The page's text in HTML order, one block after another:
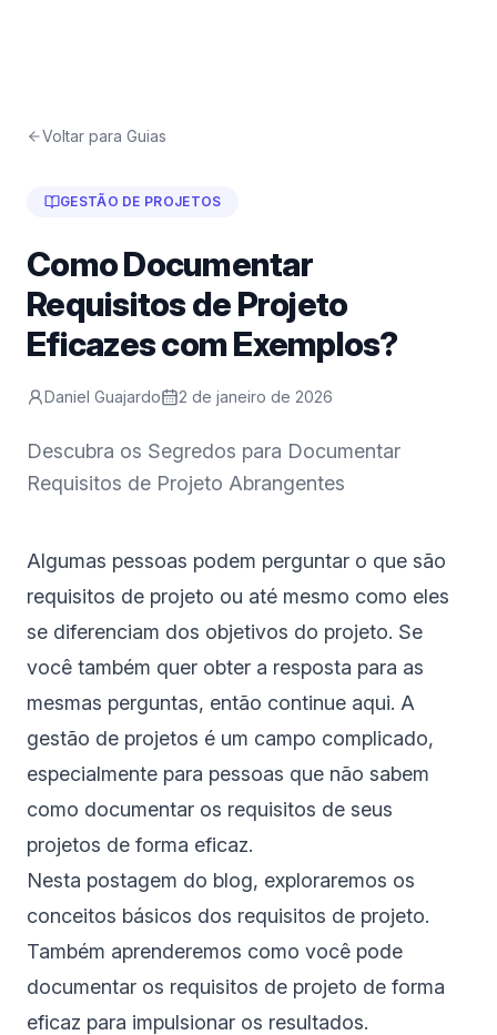
Voltar para Guias
GESTÃO DE PROJETOS
Como Documentar
Requisitos de Projeto
Eficazes com Exemplos?
Daniel Guajardo 2 de janeiro de 2026
Descubra os Segredos para Documentar
Requisitos de Projeto Abrangentes
Algumas pessoas podem perguntar o que são
requisitos de projeto ou até mesmo como eles
se diferenciam dos objetivos do projeto. Se
você também quer obter a resposta para as
mesmas perguntas, então continue aqui. A
gestão de projetos é um campo complicado,
especialmente para pessoas que não sabem
como documentar os requisitos de seus
projetos de forma eficaz.
Nesta postagem do blog, exploraremos os
conceitos básicos dos requisitos de projeto.
Também aprenderemos como você pode
documentar os requisitos de projeto de forma
eficaz para impulsionar os resultados.